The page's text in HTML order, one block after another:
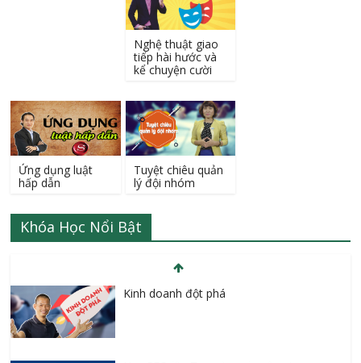
Nghệ thuật giao
tiếp hài hước và
kể chuyện cười
Ứng dụng luật
hấp dẫn
Tuyệt chiêu quản
lý đội nhóm
Khóa Học Nổi BậtKinh doanh đột phá
Học SEO lên Top cùng chuyên gia